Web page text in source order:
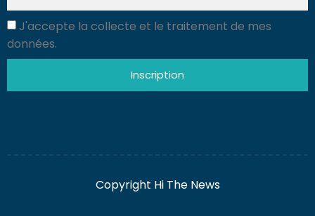
J'accepte la collecte et le traitement de mes
données.
Inscription
Copyright Hi The News